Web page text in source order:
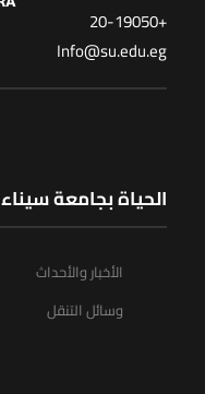
+20-19050
Info@su.edu.eg
الحياة بجامعة سيناء
الأخبار والأحداث
وسائل التنقل